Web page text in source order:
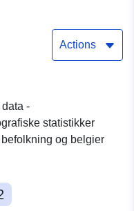
Actions
-
statistikker
og belgier